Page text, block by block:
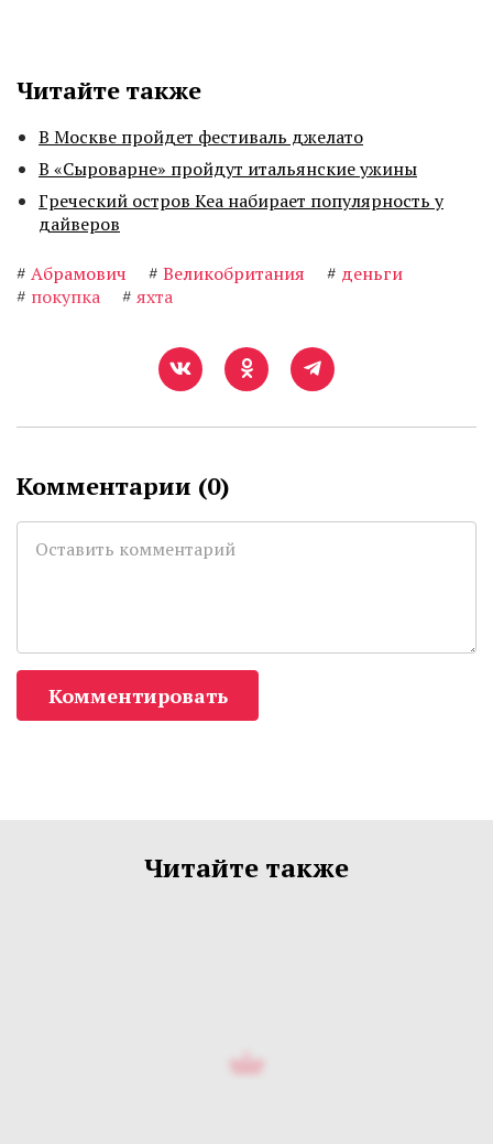
Читайте также
В Москве пройдет фестиваль джелато
В «Сыроварне» пройдут итальянские ужины
Греческий остров Кеа набирает популярность у
дайверов
# Абрамович # Великобритания # деньги
# покупка # яхта
Комментарии (0)
Комментировать
Читайте также